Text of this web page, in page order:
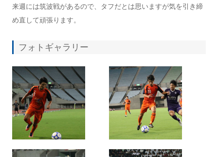
来週には筑波戦があるので、タフだとは思いますが気を引き締
め直して頑張ります。
フォトギャラリー